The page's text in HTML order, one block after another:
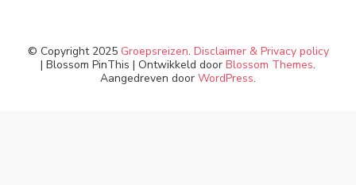
© Copyright 2025 Groepsreizen. Disclaimer & Privacy policy
| Blossom PinThis | Ontwikkeld door Blossom Themes.
Aangedreven door WordPress.